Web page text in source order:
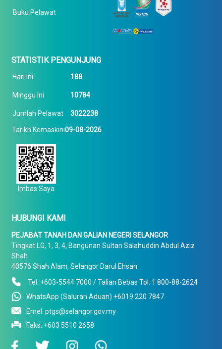
Buku Pelawat
STATISTIK PENGUNJUNG
Hari Ini 188
Minggu Ini 10784
Jumlah Pelawat 3022238
Tarikh Kemaskini09-08-2026
Imbas Saya
HUBUNGI KAMI
PEJABAT TANAH DAN GALIAN NEGERI SELANGOR
Tingkat LG, 1, 3, 4, Bangunan Sultan Salahuddin Abdul Aziz
Shah
40576 Shah Alam, Selangor Darul Ehsan.
Tel: +603-5544 7000 / Talian Bebas Tol: 1 800-88-2624
WhatsApp (Saluran Aduan) +6019 220 7847
Emel: ptgs@selangor.gov.my
Faks: +603 5510 2658